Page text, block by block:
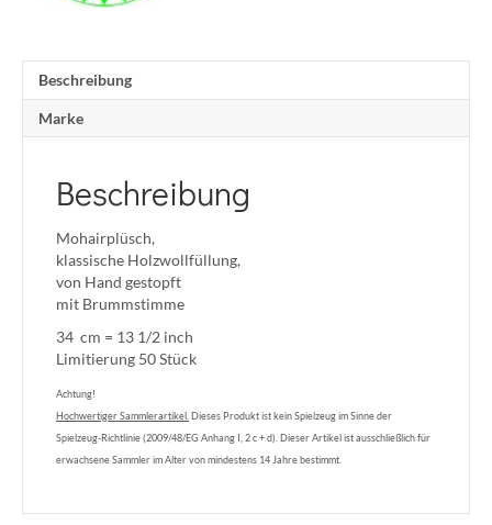
Beschreibung
Marke
Beschreibung
Mohairplüsch,
klassische Holzwollfüllung,
von Hand gestopft
mit Brummstimme
34 cm = 13 1/2 inch
Limitierung 50 Stück
Achtung!
Hochwertiger Sammlerartikel. Dieses Produkt ist kein Spielzeug im Sinne der
Spielzeug-Richtlinie (2009/48/EG Anhang I, 2 c + d). Dieser Artikel ist ausschließlich für
erwachsene Sammler im Alter von mindestens 14 Jahre bestimmt.